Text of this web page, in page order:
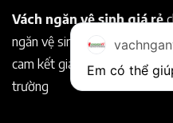
Vách ngăn vệ sinh giá rẻ
ngăn vệ sinh Compact chất
cam kết giá rẻ hơn so với các
trường